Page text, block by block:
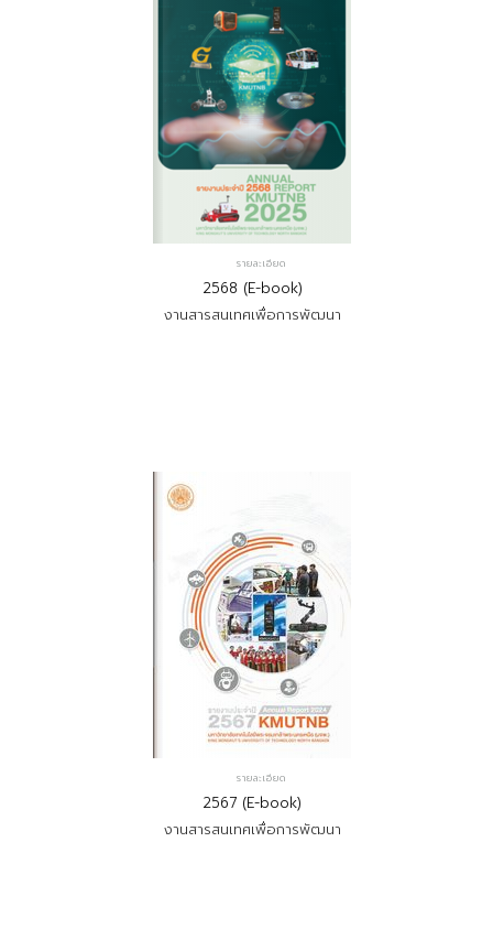
รายละเอียด
2568 (E-book)
งานสารสนเทศเพื่อการพัฒนา
รายละเอียด
2567 (E-book)
งานสารสนเทศเพื่อการพัฒนา